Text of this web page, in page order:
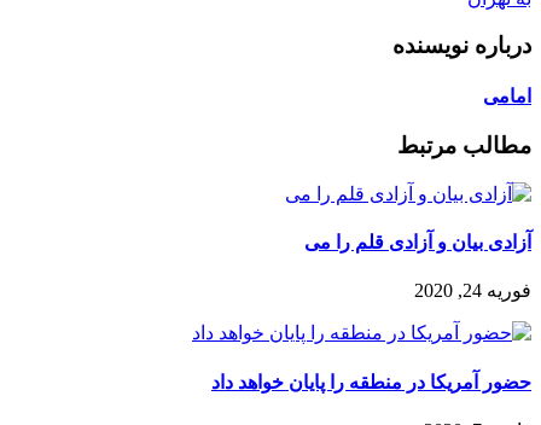
آزادی قلم را می
در منطقه را پایان خواهد داد